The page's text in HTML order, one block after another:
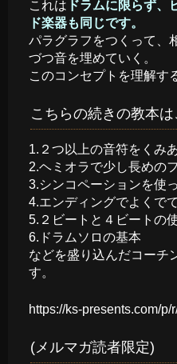
これは ドラムに限らず、
ド楽器も同じです。
パラグラフをつくって、
づつ音を埋めていく。
このコンセプトを理解す
こちらの続きの教本は
1.２つ以上の音符をくみ
2.ヘミオラで少し長めの
3.シンコペーションを使
4.エンディングでよくで
5.２ビートと４ビートの
6.ドラムソロの基本
などを盛り込んだコーチ
す。
https://ks-presents.com/
(メルマガ読者限定)